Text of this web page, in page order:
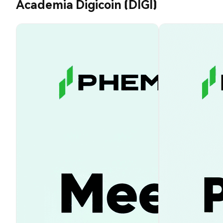
Academia Digicoin (DIGI)